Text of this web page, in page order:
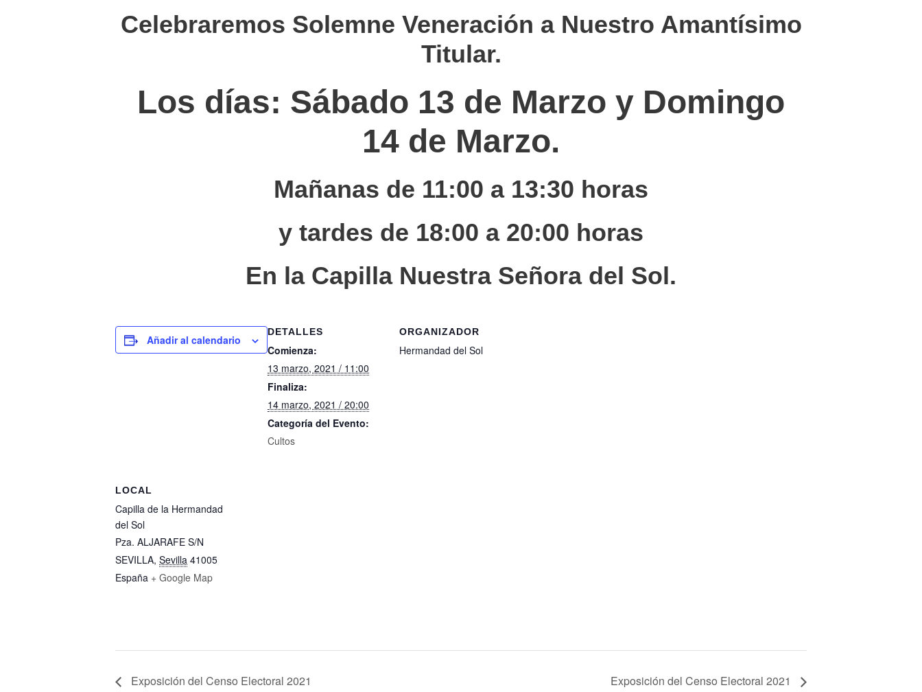
Celebraremos Solemne Veneración a Nuestro Amantísimo
Titular.
Los días: Sábado 13 de Marzo y Domingo
14 de Marzo.
Mañanas de 11:00 a 13:30 horas
y tardes de 18:00 a 20:00 horas
En la Capilla Nuestra Señora del Sol.
Añadir al calendario
DETALLES
Comienza:
13 marzo, 2021 / 11:00
Finaliza:
14 marzo, 2021 / 20:00
Categoría del Evento:
Cultos
ORGANIZADOR
Hermandad del Sol
LOCAL
Capilla de la Hermandad
del Sol
Pza. ALJARAFE S/N
SEVILLA, Sevilla 41005
España + Google Map
Exposición del Censo Electoral 2021 Exposición del Censo Electoral 2021